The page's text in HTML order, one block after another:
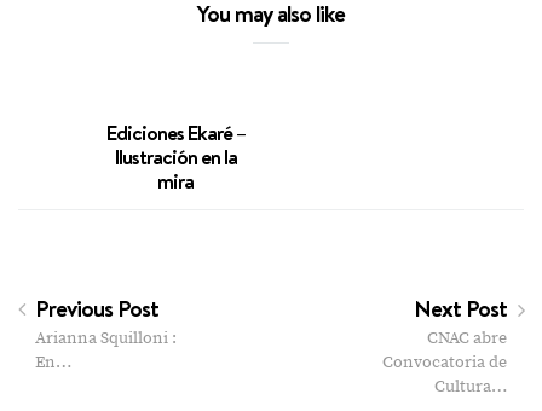
You may also like
Ediciones Ekaré –
Ilustración en la
mira
Previous Post
Arianna Squilloni :
En…
Next Post
CNAC abre
Convocatoria de
Cultura…